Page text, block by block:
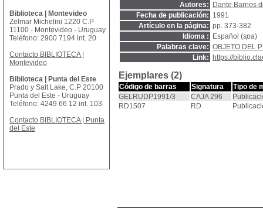
Autores:
Dante Barrios
Fecha de publicación: 1991
Artículo en la página: pp. 373-382
Idioma :
Español (spa)
Palabras clave: OBJETO DEL
Link:
https://
Ejemplares (2)
Código de barras Signatura
Tipo de
GELRUDP1991/3
CAJA 296
RD1507
RD
Biblioteca | Montevideo
Zelmar Michelini 1220 C.P
11100 - Montevideo - Uruguay
Teléfono: 2900 7194 int. 20
Contacto BIBLIOTECA |
Montevideo
Biblioteca | Punta del Este
Prado y Salt Lake, C.P 20100
Punta del Este - Uruguay
Teléfono: 4249 66 12 int. 103
Contacto BIBLIOTECA | Punta
del Este